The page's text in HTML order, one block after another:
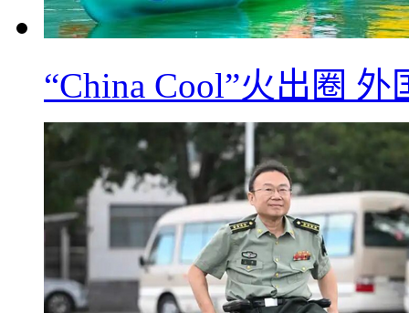
“China Cool”火出圈